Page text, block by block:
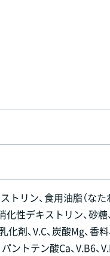
トリン、食用油脂（な
化性デキストリン、砂
剤、V.C、炭酸Mg、香
トテン酸Ca、V.B6、